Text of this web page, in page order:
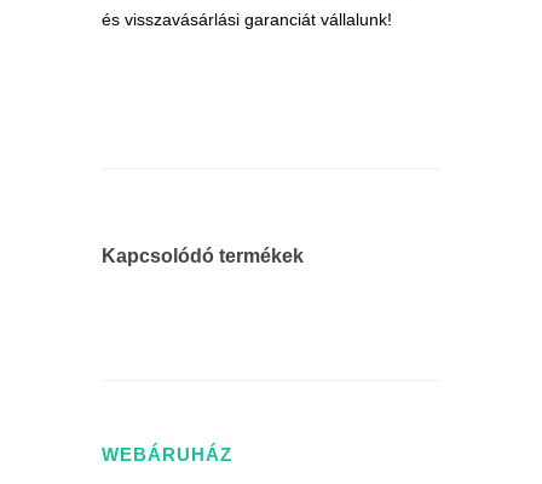
és visszavásárlási garanciát vállalunk!
Kapcsolódó termékek
WEBÁRUHÁZ